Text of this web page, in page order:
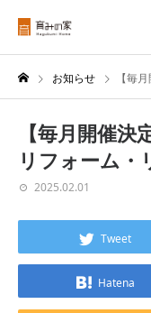
お知らせ 【毎月
【毎月開催
リフォーム・
2025.02.01
Tweet
Hatena